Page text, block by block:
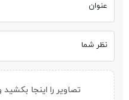
عنوان
نظر شما
تصاویر را اینجا بکشید